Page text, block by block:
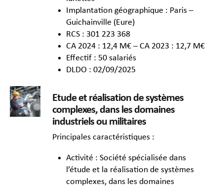
Implantation géographique : Paris –
Guichainville (Eure)
RCS : 301 223 368
CA 2024 : 12,4 M€ – CA 2023 : 12,7 M€
Effectif : 50 salariés
DLDO : 02/09/2025
Etude et réalisation de systèmes
complexes, dans les domaines
industriels ou militaires
Principales caractéristiques :
Activité : Société spécialisée dans
l’étude et la réalisation de systèmes
complexes, dans les domaines